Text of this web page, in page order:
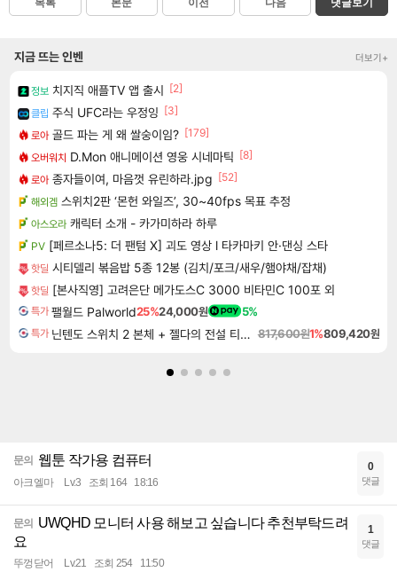
지금 뜨는 인벤 더보기+
정보 치지직 애플TV 앱 출시 [2]
클립 주식 UFC라는 우정잉 [3]
로아 골드 파는 게 왜 쌀숭이임? [179]
오버워치 D.Mon 애니메이션 영웅 시네마틱 [8]
로아 종자들이여, 마음껏 유린하라.jpg [52]
해외겜 스위치2판 ‘몬헌 와일즈’, 30~40fps 목표 추정
아스오라 캐릭터 소개 - 카가미하라 하루
PV [페르소나5: 더 팬텀 X] 괴도 영상 l 타카마키 안·댄싱 스타
핫딜 시티델리 볶음밥 5종 12봉 (김치/포크/새우/햄야채/잡채)
핫딜 [본사직영] 고려은단 메가도스C 3000 비타민C 100포 외
특가 팰월드 Palworld25%24,000원 5%
특가 닌텐도 스위치 2 본체 + 젤다의 전설 티어스 오브 더 킹덤 닌텐도 스위치 2 에디션 + 젤다의 전설 브레스 오브 더 와일드 닌텐도 스위치 2 에디션 번들 817,600원1%809,420원
문의 웹툰 작가용 컴퓨터
아크엘마 Lv.3 조회 164 18:16
0
댓글
문의 UWQHD 모니터 사용 해보고 싶습니다 추천부탁드려
요
뚜껑닫어 Lv.21 조회 254 11:50
1
댓글